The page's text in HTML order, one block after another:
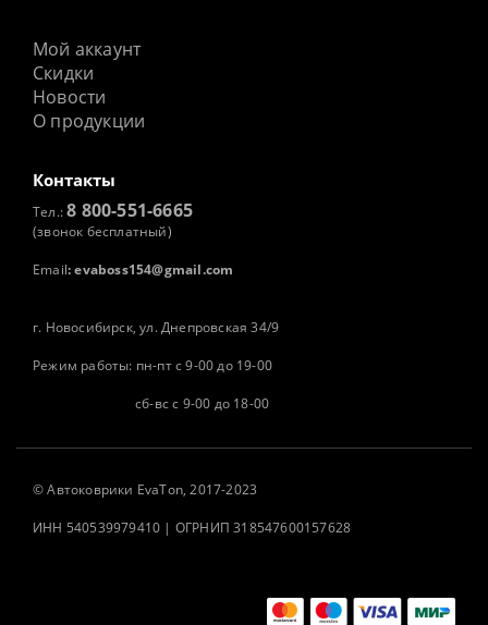
Мой аккаунт
Скидки
Новости
О продукции
Контакты
Тел.:8 800-551-6665
(звонок бесплатный)
Email: evaboss154@gmail.com
г. Новосибирск, ул. Днепровская 34/9
Режим работы: пн-пт с 9-00 до 19-00
сб-вс с 9-00 до 18-00
©Автоковрики EvaTon, 2017-2023
ИНН 540539979410 | ОГРНИП 318547600157628